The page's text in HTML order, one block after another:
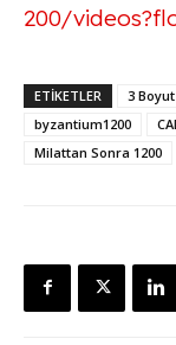
200/
ETİKETLER 3 Boyut
byzantium1200
Milattan Sonra 1200